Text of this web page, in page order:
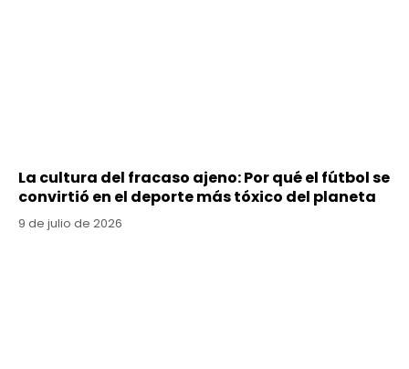
La cultura del fracaso ajeno: Por qué el fútbol se
convirtió en el deporte más tóxico del planeta
9 de julio de 2026